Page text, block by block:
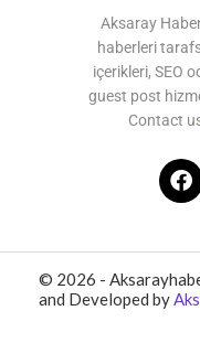
Aksaray
haberleri
içerikleri, SEO
guest post
Contact
© 2026 -
and Developed by